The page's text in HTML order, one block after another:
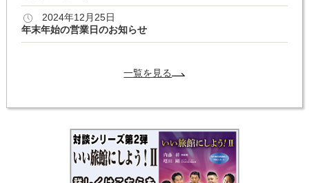
2024年12月25日
年末年始の営業日のお知らせ
一覧を見る